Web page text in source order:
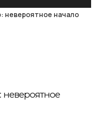
невероятное начало